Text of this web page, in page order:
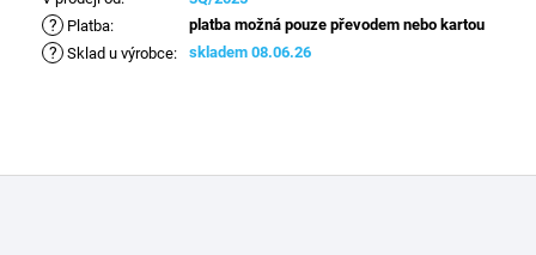
? Platba: platba možná pouze převodem nebo kartou
? Sklad u výrobce: skladem 08.06.26